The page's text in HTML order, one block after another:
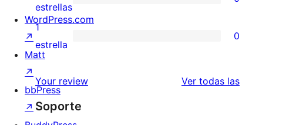
de
3
estrellas
0
valoraciones
de
2
estrellas
estrellas
0
valoraciones
de
1
estrellas
1
estrella
0
Your review Ver todas lasvaloraciones
Soporte
WordPress.com
↗
Matt
↗
bbPress
↗